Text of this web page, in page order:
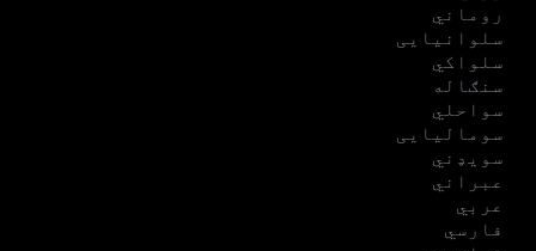
روماني
سلوانیایی
سلواکي
سنګاله
سواحلي
سومالیایی
سویډني
عبراني
عربي
فارسي